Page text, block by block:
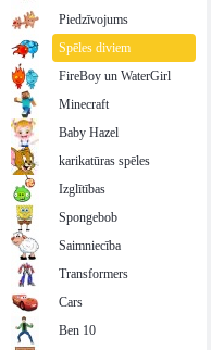
Piedzīvojums
Spēles diviem
FireBoy un WaterGirl
Minecraft
Baby Hazel
karikatūras spēles
Izglītības
Spongebob
Saimniecība
Transformers
Cars
Ben 10